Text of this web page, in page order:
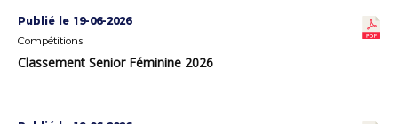
Publié le 19-06-2026
Compétitions
Classement Senior Féminine 2026